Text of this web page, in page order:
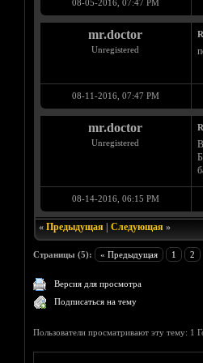
08-05-2016, 07:47 PM
mr.doctor
Unregistered
08-11-2016, 07:47 PM
mr.doctor
Unregistered
08-14-2016, 06:15 PM
« Предыдущая| Следующая»
Страницы (5): « Предыдущая 1 2
Версия для просмотра
Подписаться на тему
Пользователи просматривают эту тему: 1